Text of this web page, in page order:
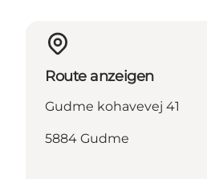
Route anzeigen
Gudme kohavevej 41
5884 Gudme